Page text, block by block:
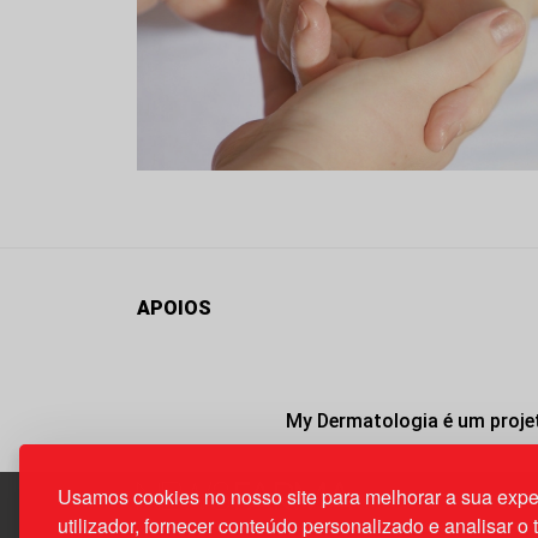
Usamos cookies no nosso site para melhorar a sua
utilizador, fornecer conteúdo personalizado e analisar o
APOIOS
My Dermatologia é um